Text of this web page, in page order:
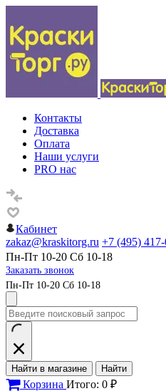
Контакты
Доставка
Оплата
Наши услуги
PRO нас
Кабинет
zakaz@kraskitorg.ru +7 (495)
Пн-Пт 10-20 Сб 10-18
Заказать звонок
Пн-Пт 10-20 Сб 10-18
Найти в магазине Найти
Корзина Итого: 0 ₽